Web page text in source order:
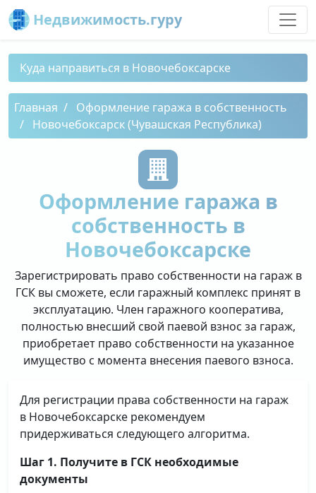
Недвижимость.гуру
Куда направиться в Новочебоксарске
Главная
Оформление гаража в собственность
Новочебоксарск (Чувашская Республика)
Оформление гаража в
собственность в
Новочебоксарске
Зарегистрировать право собственности на гараж в
ГСК вы сможете, если гаражный комплекс принят в
эксплуатацию. Член гаражного кооператива,
полностью внесший свой паевой взнос за гараж,
приобретает право собственности на указанное
имущество с момента внесения паевого взноса.
Для регистрации права собственности на гараж
в Новочебоксарске рекомендуем
придерживаться следующего алгоритма.
Шаг 1. Получите в ГСК необходимые
документы